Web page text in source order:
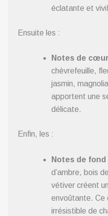
éclatante et
Ensuite les :
Notes de cœur
chèvrefeuille,
jasmin,
apportent une
délicate.
Enfin, les :
Notes de fond
d’ambre, bois
vétiver créent
envoûtante. Ce
irrésistible de